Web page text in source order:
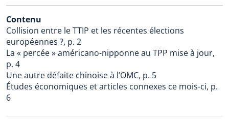
Contenu
Collision entre le TTIP et les récentes élections
européennes ?, p. 2
La « percée » américano-nipponne au TPP mise à jour,
p. 4
Une autre défaite chinoise à l’OMC, p. 5
Études économiques et articles connexes ce mois-ci, p.
6